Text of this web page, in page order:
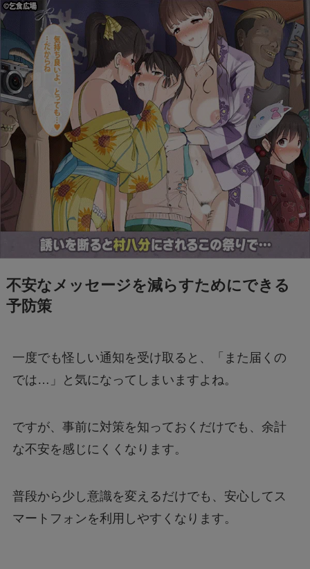
しやすくなります。
不安なメッセージを減らすためにできる
予防策
一度でも怪しい通知を受け取ると、「また届くの
では…」と気になってしまいますよね。
ですが、事前に対策を知っておくだけでも、余計
な不安を感じにくくなります。
普段から少し意識を変えるだけでも、安心してス
マートフォンを利用しやすくなります。